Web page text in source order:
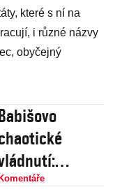
které s ní na
i různé názvy
obyčejný
stále
Komentáře